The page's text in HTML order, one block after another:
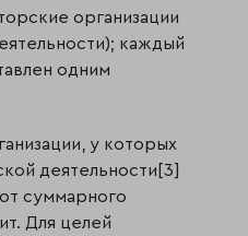
организации
каждый
одним
у которых
деятельности[3]
суммарного
Для целей